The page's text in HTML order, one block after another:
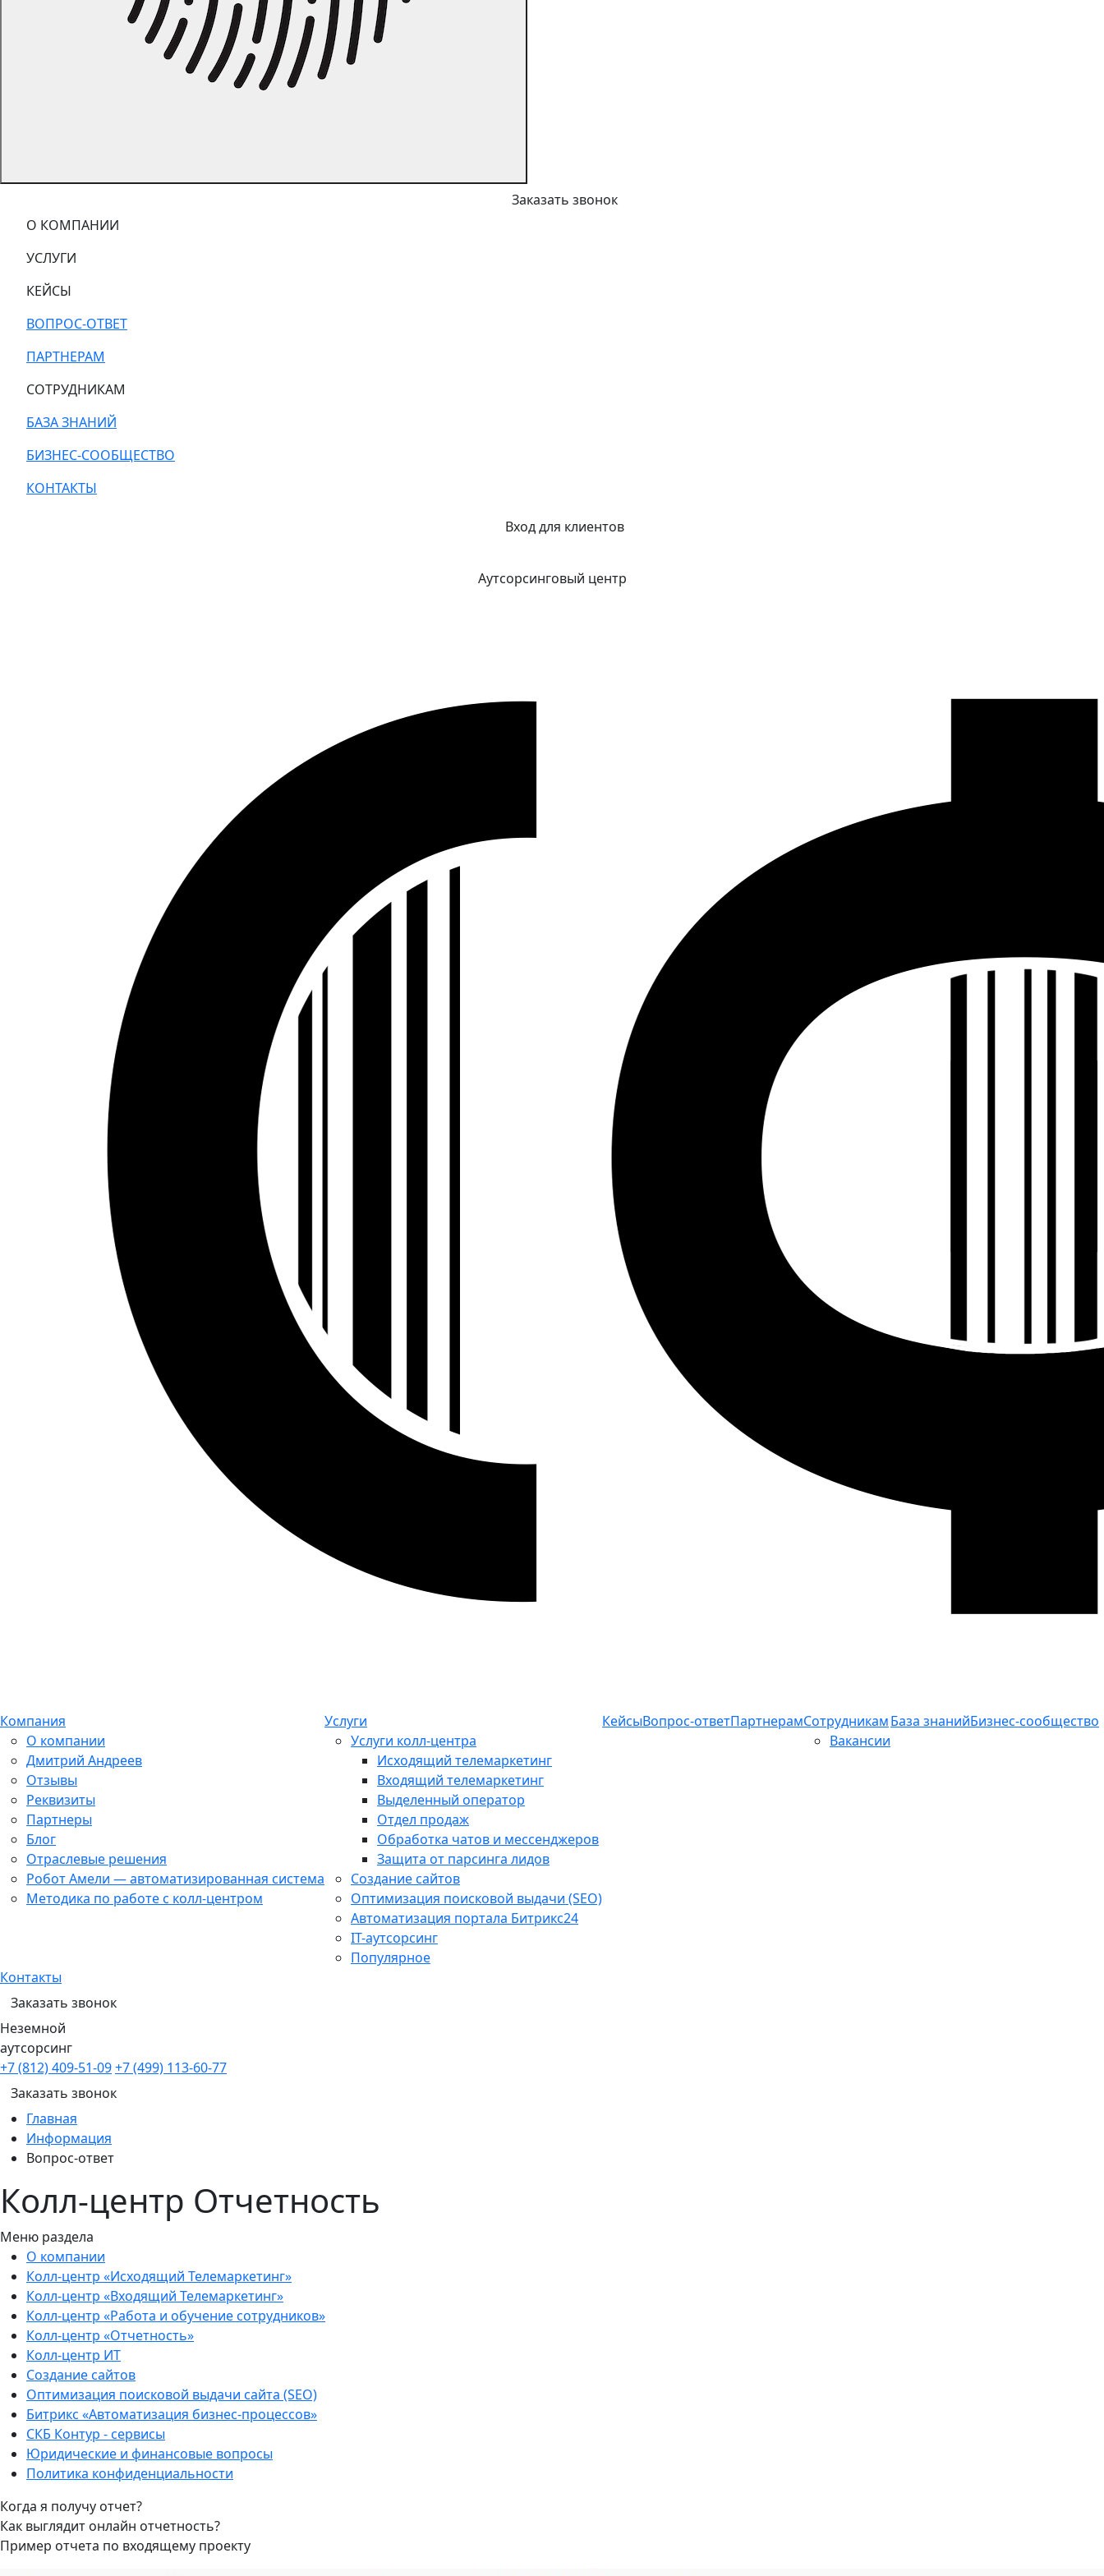
Заказать звонок
О КОМПАНИИ
УСЛУГИ
КЕЙСЫ
ВОПРОС-ОТВЕТ
ПАРТНЕРАМ
СОТРУДНИКАМ
БАЗА ЗНАНИЙ
БИЗНЕС-СООБЩЕСТВО
КОНТАКТЫ
Вход для клиентов
Аутсорсинговый центр
Компания
О компании
Дмитрий Андреев
Отзывы
Реквизиты
Партнеры
Блог
Отраслевые решения
Робот Амели — автоматизированная система
Методика по работе с колл-центром
Услуги
Услуги колл-центра
Исходящий телемаркетинг
Входящий телемаркетинг
Выделенный оператор
Отдел продаж
Обработка чатов и мессенджеров
Защита от парсинга лидов
Создание сайтов
Оптимизация поисковой выдачи (SEO)
Автоматизация портала Битрикс24
IT-аутсорсинг
Популярное
КейсыВопрос-ответПартнерамСотрудникам
Вакансии
База знанийБизнес-сообщество
Контакты
Заказать звонок
Неземной
аутсорсинг
+7 (812) 409-51-09+7 (499) 113-60-77
Заказать звонок
Главная
Информация
Вопрос-ответ
Колл-центр Отчетность
Меню раздела
О компании
Колл-центр «Исходящий Телемаркетинг»
Колл-центр «Входящий Телемаркетинг»
Колл-центр «Работа и обучение сотрудников»
Колл-центр «Отчетность»
Колл-центр ИТ
Создание сайтов
Оптимизация поисковой выдачи сайта (SEO)
Битрикс «Автоматизация бизнес-процессов»
СКБ Контур - сервисы
Юридические и финансовые вопросы
Политика конфиденциальности
Когда я получу отчет?
Как выглядит онлайн отчетность?
Пример отчета по входящему проекту